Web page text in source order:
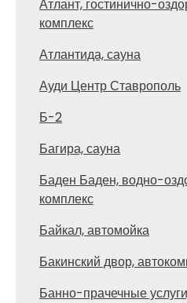
Атлант, гостинично-
комплекс
Атлантида, сауна
Ауди Центр Ставрополь
Б-2
Багира, сауна
Баден Баден, водно-
комплекс
Байкал, автомойка
Бакинский двор,
Банно-прачечные